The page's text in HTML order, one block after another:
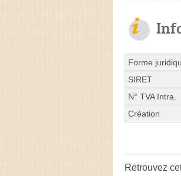
Forme
SIRET
N° TVA Intra.
Création
Retrouvez